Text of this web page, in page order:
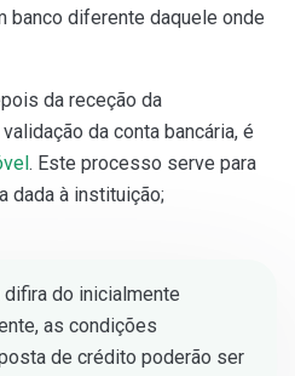
banco diferente daquele onde
da receção da
da conta bancária, é
. Este processo serve para
dada à instituição;
do inicialmente
as condições
de crédito poderão ser